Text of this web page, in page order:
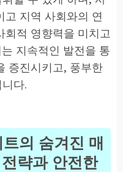
고 지역 사회와의 연
회적 영향력을 미치고
지속적인 발전을 통
증진시키고, 풍부한
다.
의 숨겨진 매
략과 안전한